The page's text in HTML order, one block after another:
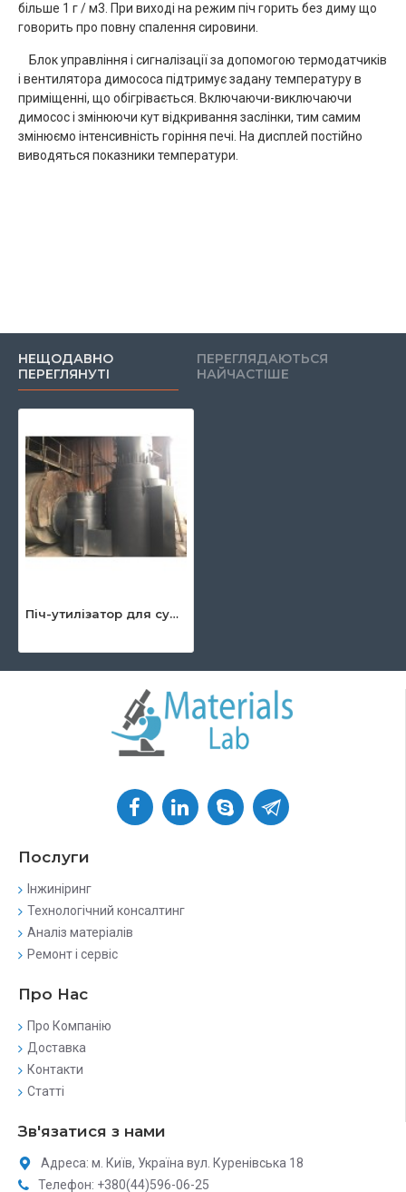
більше 1 г / м3. При виході на режим піч горить без диму що
говорить про повну спалення сировини.
Блок управління і сигналізації за допомогою термодатчиків
і вентилятора димососа підтримує задану температуру в
приміщенні, що обігрівається. Включаючи-виключаючи
димосос і змінюючи кут відкривання заслінки, тим самим
змінюємо інтенсивність горіння печі. На дисплей постійно
виводяться показники температури.
НЕЩОДАВНО
ПЕРЕГЛЯНУТІ
ПЕРЕГЛЯДАЮТЬСЯ
НАЙЧАСТІШЕ
Піч-утилізатор для сушки 100 кВт - 6 МВт (з повітряним теплообмінником)
Послуги
Інжиніринг
Технологічний консалтинг
Аналіз матеріалів
Ремонт і сервіс
Про Нас
Про Компанію
Доставка
Контакти
Статті
Зв'язатися з нами
Адреса: м. Київ, Україна вул. Куренівська 18
Телефон: +380(44)596-06-25